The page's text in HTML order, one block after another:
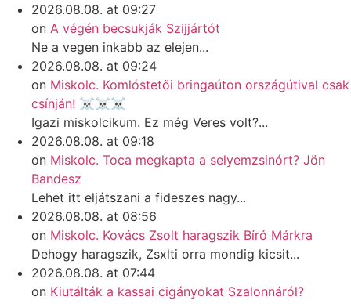
2026.08.08. at 09:27
on A végén becsukják Szijjártót
Ne a vegen inkabb az elejen...
2026.08.08. at 09:24
on Miskolc. Komlóstetői bringaúton országútival csak
csínján! ☠️☠️☠️
Igazi miskolcikum. Ez még Veres volt?...
2026.08.08. at 09:18
on Miskolc. Toca megkapta a selyemzsinórt? Jön
Bandesz
Lehet itt eljátszani a fideszes nagy...
2026.08.08. at 08:56
on Miskolc. Kovács Zsolt haragszik Bíró Márkra
Dehogy haragszik, Zsxlti orra mondig kicsit...
2026.08.08. at 07:44
on Kiutálták a kassai cigányokat Szalonnáról?